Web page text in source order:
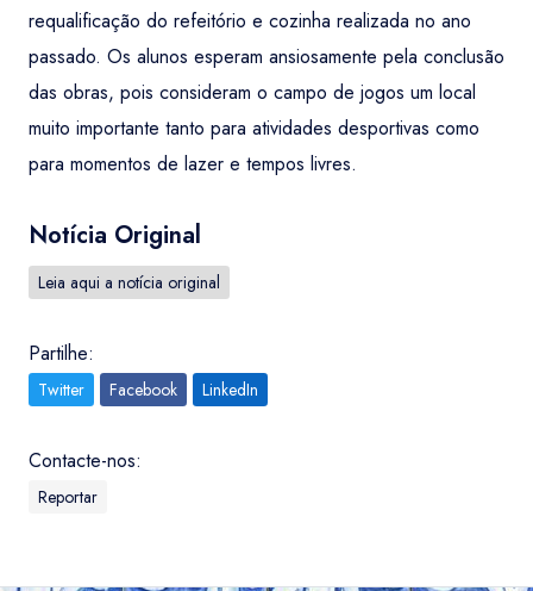
requalificação do refeitório e cozinha realizada no ano
passado. Os alunos esperam ansiosamente pela conclusão
das obras, pois consideram o campo de jogos um local
muito importante tanto para atividades desportivas como
para momentos de lazer e tempos livres.
Notícia Original
Leia aqui a notícia original
Partilhe:
Twitter Facebook LinkedIn
Contacte-nos:
Reportar